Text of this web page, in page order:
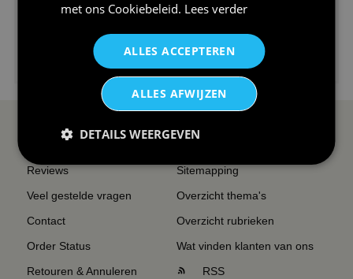
€24,95
I love korfbal t-shirt sport s...
SERVICE EN INFO
Reviews
Veel gestelde vragen
Contact
Order Status
Retouren & Annuleren
OVERZICHT
Sitemapping
Overzicht thema's
Overzicht rubrieken
Wat vinden klanten van ons
RSS
met ons Cookiebeleid. Lees verder
ALLES ACCEPTEREN
ALLES AFWIJZEN
DETAILS WEERGEVEN